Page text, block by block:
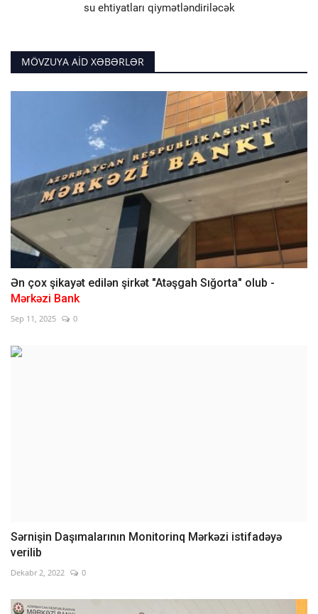
su ehtiyatları qiymətləndiriləcək
MÖVZUYA AID XƏBƏRLƏR
Ən çox şikayət edilən şirkət "Atəşgah Sığorta" olub -
Mərkəzi Bank
Sep 11, 2025 0
Sərnişin Daşımalarının Monitorinq Mərkəzi istifadəyə
verilib
Dekabr 2, 2022 0